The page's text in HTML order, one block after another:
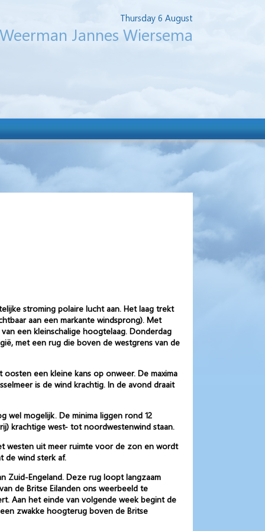
Thursday 6 August
Weerman Jannes Wiersema
stroming polaire lucht aan. Het laag trekt
aan een markante windsprong). Met
een kleinschalige hoogtelaag. Donderdag
met een rug die boven de westgrens van de
een kleine kans op onweer. De maxima
is de wind krachtig. In de avond draait
wel mogelijk. De minima liggen rond 12
krachtige west- tot noordwestenwind staan.
westen uit meer ruimte voor de zon en wordt
de wind sterk af.
Zuid-Engeland. Deze rug loopt langzaam
de Britse Eilanden ons weerbeeld te
Aan het einde van volgende week begint de
zwakke hoogterug boven de Britse